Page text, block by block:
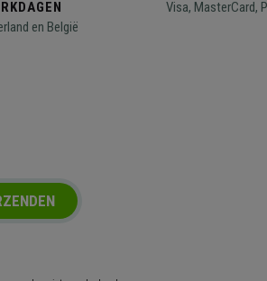
en België
Visa, MasterCard,